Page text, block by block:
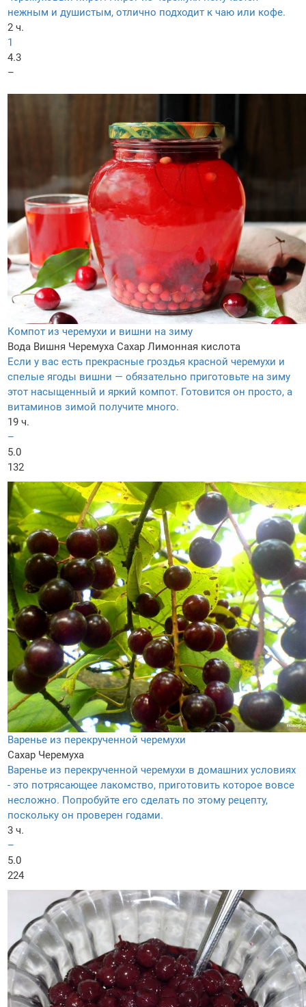
нежным и душистым, отлично подходит к чаю или кофе.
2 ч.
1
4.3
–
Компот из черемухи и вишни на зиму
Вода Вишня Черемуха Сахар Лимонная кислота
Если у вас есть прекрасные гроздья красной черемухи и
спелые ягоды вишни — обязательно приготовьте на зиму
этот насыщенный и яркий компот. Готовится он просто, а
витаминов зимой получите много.
19 ч.
–
5.0
132
Варенье из перекрученной черемухи
Сахар Черемуха
Варенье из перекрученной черемухи в домашних условиях
- это потрясающее лакомство, приготовить которое вовсе
несложно. Попробуйте его сделать по этому рецепту,
поскольку он проверен годами.
3 ч.
–
5.0
224